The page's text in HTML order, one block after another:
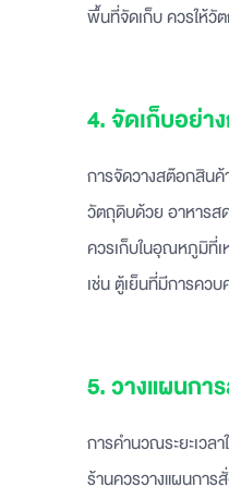
พื้นที่จัดเก็บ ควรให้วั
4. จัดเก็บอย่
การจัดวางสต๊อกสินค้
วัตถุดิบด้วย อาหารส
ควรเก็บในอุณหภูมิที่เ
เช่น ตู้เย็นที่มีการคว
5. วางแผนกา
การคำนวณระยะเว
ร้านควรวางแผนกา